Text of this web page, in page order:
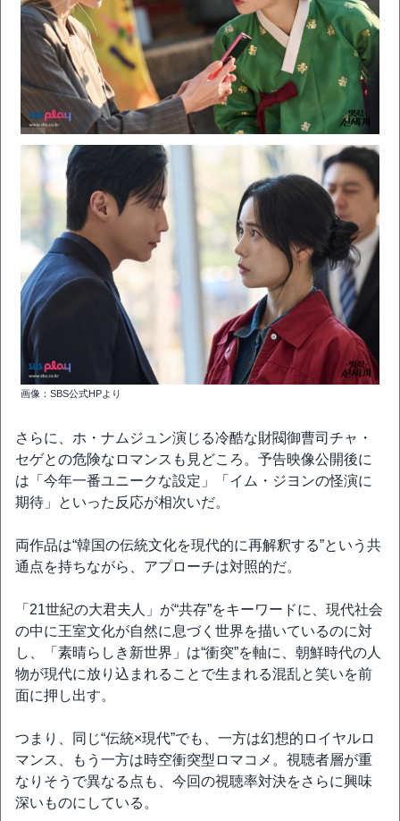
画像：SBS公式HPより
さらに、ホ・ナムジュン演じる冷酷な財閥御曹司チャ・
セゲとの危険なロマンスも見どころ。予告映像公開後に
は「今年一番ユニークな設定」「イム・ジヨンの怪演に
期待」といった反応が相次いだ。
両作品は“韓国の伝統文化を現代的に再解釈する”という共
通点を持ちながら、アプローチは対照的だ。
「21世紀の大君夫人」が“共存”をキーワードに、現代社会
の中に王室文化が自然に息づく世界を描いているのに対
し、「素晴らしき新世界」は“衝突”を軸に、朝鮮時代の人
物が現代に放り込まれることで生まれる混乱と笑いを前
面に押し出す。
つまり、同じ“伝統×現代”でも、一方は幻想的ロイヤルロ
マンス、もう一方は時空衝突型ロマコメ。視聴者層が重
なりそうで異なる点も、今回の視聴率対決をさらに興味
深いものにしている。